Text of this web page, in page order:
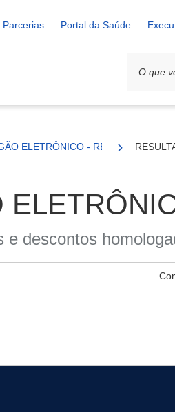
Parcerias Portal da Saúde
ELETRÔNICO - REGISTRO DE
e descontos